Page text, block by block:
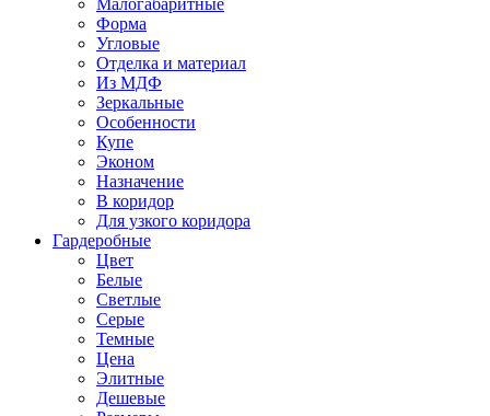
Малогабаритные
Форма
Угловые
Отделка и материал
Из МДФ
Зеркальные
Особенности
Купе
Эконом
Назначение
В коридор
Для узкого коридора
Гардеробные
Цвет
Белые
Светлые
Серые
Темные
Цена
Элитные
Дешевые